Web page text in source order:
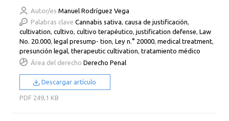
Autor/es Manuel Rodríguez Vega
Palabras clave Cannabis sativa,causa de justificación,
cultivation,cultivo,cultivo terapéutico,justification defense,Law
No. 20.000, legal presump- tion,Ley n.° 20000,medical treatment,
presunción legal,therapeutic cultivation,tratamiento médico
Área del derecho Derecho Penal
Descargar artículo
PDF 249,1 KB